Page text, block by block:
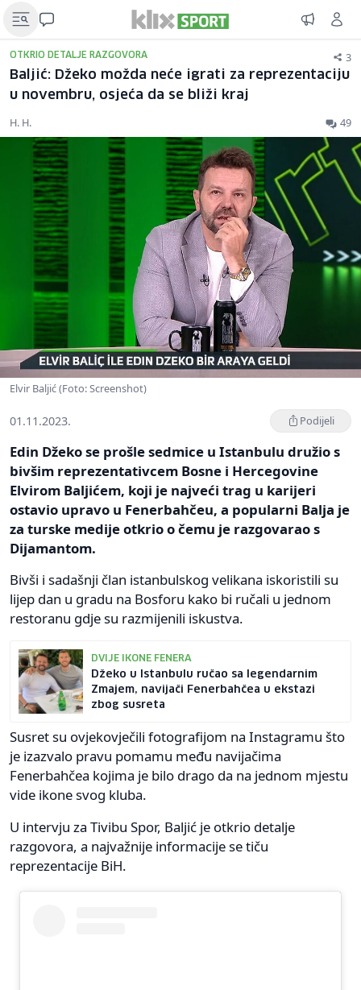
OTKRIO DETALJE RAZGOVORA 3
Baljić: Džeko možda neće igrati za reprezentaciju
u novembru, osjeća da se bliži kraj
H. H. 49
Elvir Baljić (Foto: Screenshot)
01.11.2023. Podijeli
Edin Džeko se prošle sedmice u Istanbulu družio s
bivšim reprezentativcem Bosne i Hercegovine
Elvirom Baljićem, koji je najveći trag u karijeri
ostavio upravo u Fenerbahčeu, a popularni Balja je
za turske medije otkrio o čemu je razgovarao s
Dijamantom.
Bivši i sadašnji član istanbulskog velikana iskoristili su
lijep dan u gradu na Bosforu kako bi ručali u jednom
restoranu gdje su razmijenili iskustva.
DVIJE IKONE FENERA
Džeko u Istanbulu ručao sa legendarnim
Zmajem, navijači Fenerbahčea u ekstazi
zbog susreta
Susret su ovjekovječili fotografijom na Instagramu što
je izazvalo pravu pomamu među navijačima
Fenerbahčea kojima je bilo drago da na jednom mjestu
vide ikone svog kluba.
U intervju za Tivibu Spor, Baljić je otkrio detalje
razgovora, a najvažnije informacije se tiču
reprezentacije BiH.